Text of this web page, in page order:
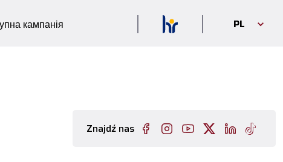
кампанія PL
Znajdź nas